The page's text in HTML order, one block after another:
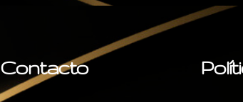
Contacto